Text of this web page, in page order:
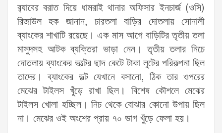
র‌্যাবের বরাত দিয়ে ধামরাই থানার অফিসার ইনচার্জ (ওসি)
রিজাউল হক জানান, চারতলা বাড়ির দোতলায় সোনালী
ব্যাংকের শাখাটি রয়েছে। এক মাস আগে বাড়িটির তৃতীয় তলা
মাসুদসহ আটক ব্যক্তিরা ভাড়া নেন। তৃতীয় তলার নিচে
দোতলায় ব্যাংকের ভল্টের ছাদ কেটে টাকা লুটের পরিকল্পনা ছিল
তাদের। ব্যাংকের ভল্ট যেখানে বসানো, ঠিক তার ওপরের
মেঝের টাইলস খুঁড়ে রাখা ছিল। বিশেষ কৌশলে মেঝের
টাইলস খোলা হচ্ছিল। নিচ থেকে বোঝার কোনো উপায় ছিল
না। মেঝের ওই অংশের প্রায় ৭০ ভাগ খুঁড়ে ফেলা হয়।